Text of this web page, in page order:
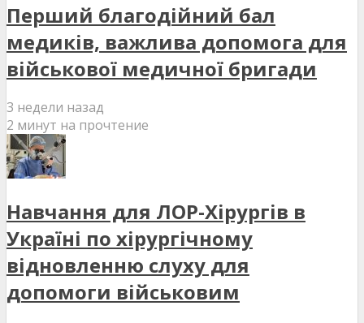
Перший благодійний бал
медиків, важлива допомога для
військової медичної бригади
3 недели назад
2 минут на прочтение
Навчання для ЛОР-Хірургів в
Україні по хірургічному
відновленню слуху для
допомоги військовим